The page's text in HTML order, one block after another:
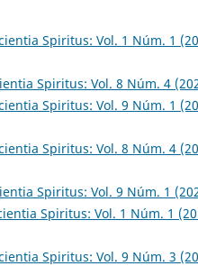
Spiritus: Vol. 1 Núm. 1
Spiritus: Vol. 8 Núm. 4
Spiritus: Vol. 9 Núm. 1
Spiritus: Vol. 8 Núm. 4
Spiritus: Vol. 9 Núm. 1
Spiritus: Vol. 1 Núm. 1
Spiritus: Vol. 9 Núm. 3